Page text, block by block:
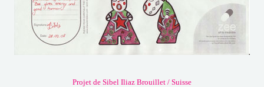
Projet de Sibel Iliaz Brouillet / Suisse